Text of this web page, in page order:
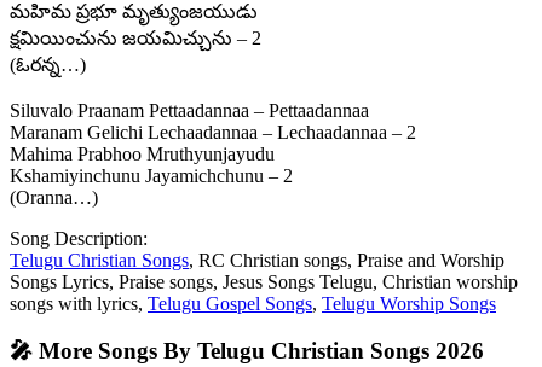
మహిమ ప్రభూ మృత్యుంజయుడు
క్షమియించును జయమిచ్చును – 2
(ఓరన్న…)
Siluvalo Praanam Pettaadannaa – Pettaadannaa
Maranam Gelichi Lechaadannaa – Lechaadannaa – 2
Mahima Prabhoo Mruthyunjayudu
Kshamiyinchunu Jayamichchunu – 2
(Oranna…)
Song Description:
Telugu Christian Songs, RC Christian songs, Praise and Worship
Songs Lyrics, Praise songs, Jesus Songs Telugu, Christian worship
songs with lyrics, Telugu Gospel Songs, Telugu Worship Songs
🎤 More Songs By Telugu Christian Songs 2026